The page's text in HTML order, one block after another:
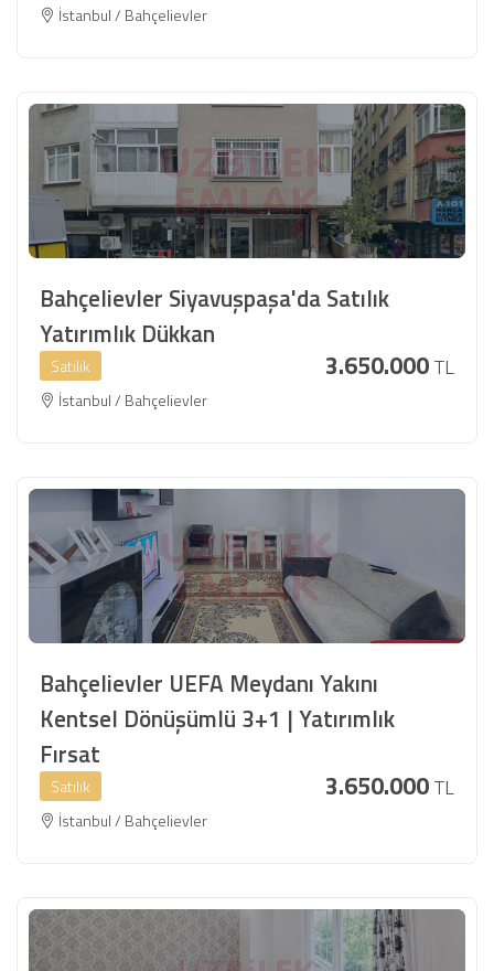
İstanbul / Bahçelievler
Bahçelievler Siyavuşpaşa'da Satılık
Yatırımlık Dükkan
Satılık 3.650.000TL
İstanbul / Bahçelievler
Bahçelievler UEFA Meydanı Yakını
Kentsel Dönüşümlü 3+1 | Yatırımlık
Fırsat
Satılık 3.650.000TL
İstanbul / Bahçelievler